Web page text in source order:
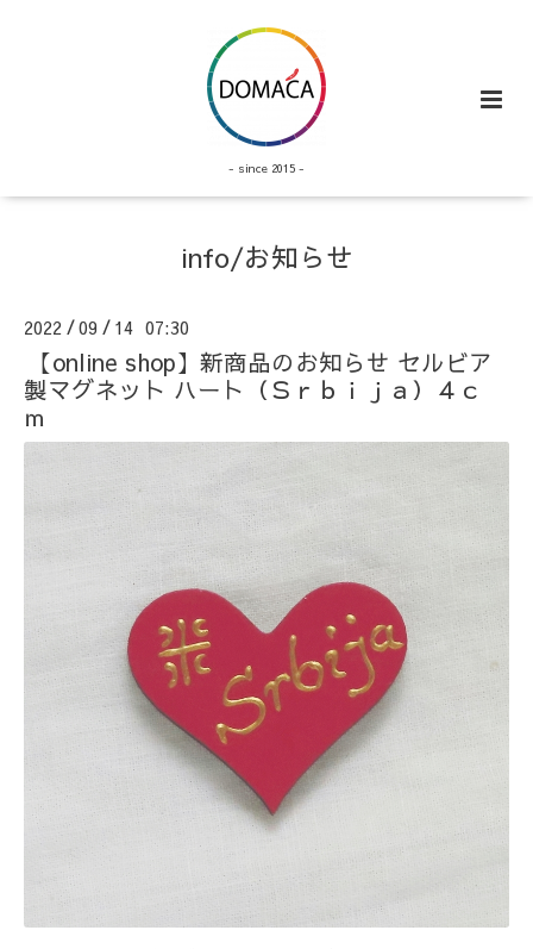
- since 2015 -
info/お知らせ
2022 /09 / 14 07:30
【online shop】新商品のお知らせ セルビア
製マグネット ハート（Ｓｒｂｉｊａ）４ｃ
ｍ